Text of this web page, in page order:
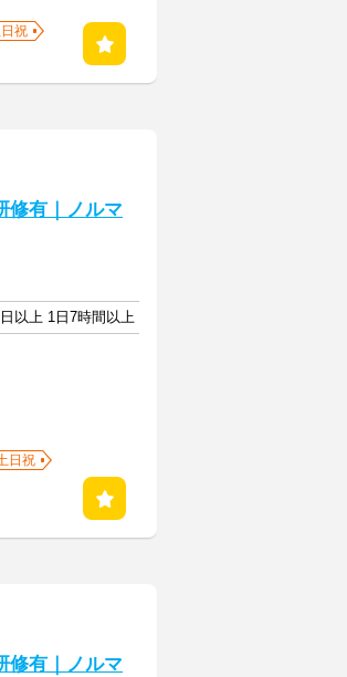
祝
修有｜ノルマ
以上 1日7時間以上
日祝
修有｜ノルマ